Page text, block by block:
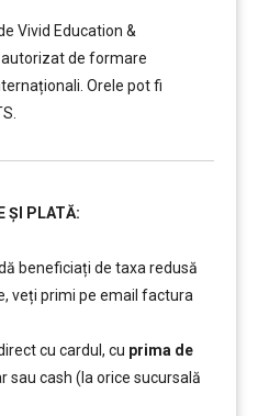
Vivid Education &
de formare
Orele pot fi
ȘI PLATĂ:
beneficiați de taxa redusă
veți primi pe email factura
cu cardul, cu prima de
sau cash (la orice sucursală